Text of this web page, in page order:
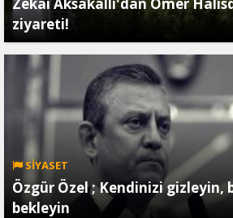
ziyareti!
SİYASET
Özgür Özel ; Kendinizi gizleyin,
bekleyin